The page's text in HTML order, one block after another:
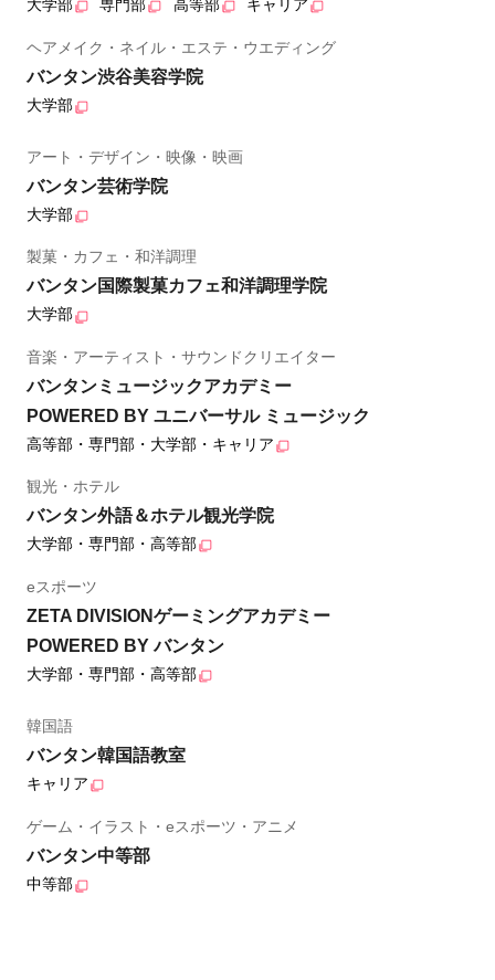
大学部 専門部 高等部 キャリア
ヘアメイク・ネイル・エステ・ウエディング
バンタン渋谷美容学院
大学部
アート・デザイン・映像・映画
バンタン芸術学院
大学部
製菓・カフェ・和洋調理
バンタン国際製菓カフェ和洋調理学院
大学部
音楽・アーティスト・サウンドクリエイター
バンタンミュージックアカデミー
POWERED BY ユニバーサル ミュージック
高等部・専門部・大学部・キャリア
観光・ホテル
バンタン外語＆ホテル観光学院
大学部・専門部・高等部
eスポーツ
ZETA DIVISIONゲーミングアカデミー
POWERED BY バンタン
大学部・専門部・高等部
韓国語
バンタン韓国語教室
キャリア
ゲーム・イラスト・eスポーツ・アニメ
バンタン中等部
中等部